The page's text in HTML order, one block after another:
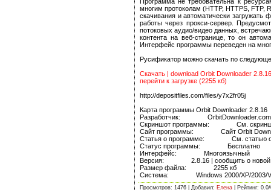
многим протоколам (HTTP, HTTPS, FTP,
скачивания и автоматически
работы через прокси-сервер.
потоковых аудио/видео данных,
контента на веб-странице, то он
Интерфейс программы переведен на
Русификатор можно скачать по
Скачать | download Orbit Downloader 2.8.16
перейти к загрузке (2255 кб)
http://depositfiles.com/files/y7x2fr05j
Карта программы Orbit Downloader 2.8.16
Разработчик: OrbitDownloader.com
Скриншот программы: См. скриншот
Сайт программы: Сайт Orbit
Статья о программе: См. статью об
Статус программы: Бесплатно
Интерфейс: Многоязычный
Версия: 2.8.16 | сообщить о новой
Размер файла: 2255 кб
Система: Windows 2000/XP/2003/
Просмотров: 1476 | Добавил: Елена Рейтинг: 0.0/